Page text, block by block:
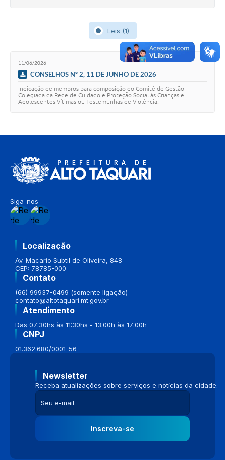
Leis (1)
11/06/2026
CONSELHOS Nº 2, 11 DE JUNHO DE 2026
Indicação de membros para composição do Comitê de Gestão
Colegiada da Rede de Cuidado e Proteção Social às Crianças e
Adolescentes Vítimas ou Testemunhas de Violência.
Siga-nos
Localização
Av. Macario Subtil de Oliveira, 848
CEP: 78785-000
Contato
(66) 99937-0499 (somente ligação)
contato@altotaquari.mt.gov.br
Atendimento
Das 07:30hs às 11:30hs - 13:00h às 17:00h
CNPJ
01.362.680/0001-56
Newsletter
Receba atualizações sobre serviços e notícias da cidade.
Inscreva-se